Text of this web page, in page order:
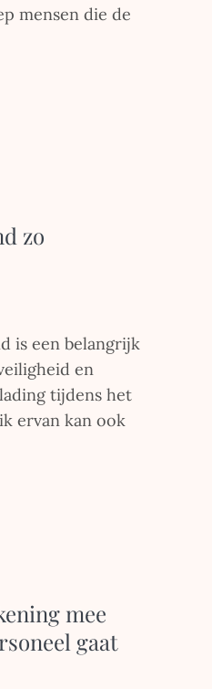
mensen die de
zo
is een belangrijk
en
tijdens het
ervan kan ook
mee
gaat